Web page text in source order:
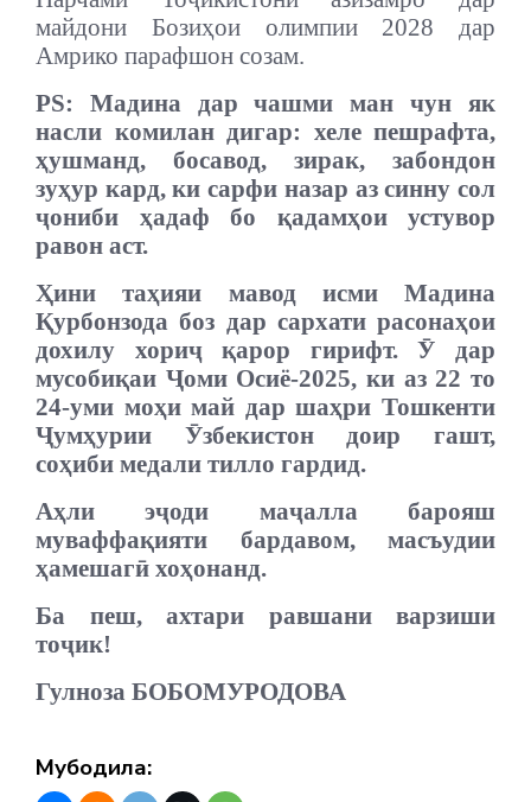
майдони Бозиҳои олимпии 2028 дар
Амрико парафшон созам.
PS: Мадина дар чашми ман чун як
насли комилан дигар: хеле пешрафта,
ҳушманд, босавод, зирак, забондон
зуҳур кард, ки сарфи назар аз синну сол
ҷониби ҳадаф бо қадамҳои устувор
равон аст.
Ҳини таҳияи мавод исми Мадина
Қурбонзода боз дар сархати расонаҳои
дохилу хориҷ қарор гирифт. Ӯ дар
мусобиқаи Ҷоми Осиё-2025, ки аз 22 то
24-уми моҳи май дар шаҳри Тошкенти
Ҷумҳурии Ӯзбекистон доир гашт,
соҳиби медали тилло гардид.
Аҳли эҷоди маҷалла барояш
муваффақияти бардавом, масъудии
ҳамешагӣ хоҳонанд.
Ба пеш, ахтари равшани варзиши
тоҷик!
Гулноза БОБОМУРОДОВА
Мубодила: